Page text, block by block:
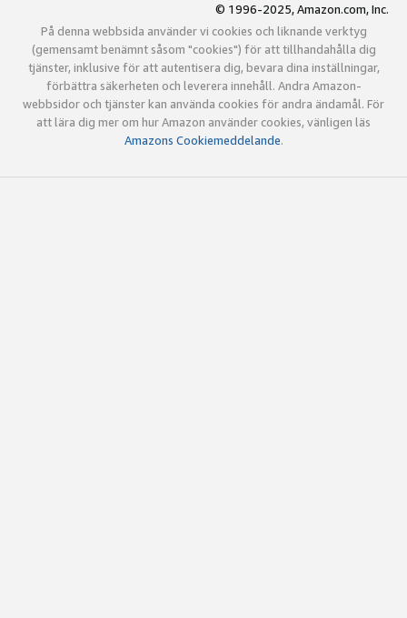
© 1996-2025, Amazon.com, Inc.
På denna webbsida använder vi cookies och liknande verktyg
(gemensamt benämnt såsom "cookies") för att tillhandahålla dig
tjänster, inklusive för att autentisera dig, bevara dina inställningar,
förbättra säkerheten och leverera innehåll. Andra Amazon-
webbsidor och tjänster kan använda cookies för andra ändamål. För
att lära dig mer om hur Amazon använder cookies, vänligen läs
Amazons Cookiemeddelande.